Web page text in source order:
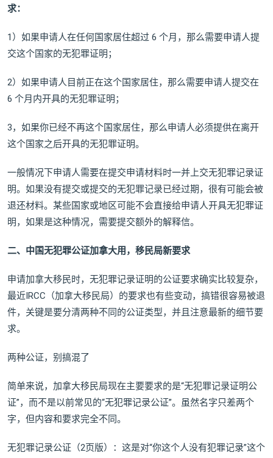
求：
1）如果申请人在任何国家居住超过 6 个月，那么需要申请人提
交这个国家的无犯罪证明；
2）如果申请人目前正在这个国家居住，那么需要申请人提交在
6 个月内开具的无犯罪证明；
3，如果你已经不再这个国家居住，那么申请人必须提供在离开
这个国家之后开具的无犯罪证明。
一般情况下申请人需要在提交申请材料时一并上交无犯罪记录证
明。如果没有提交或提交的无犯罪记录已经过期，很有可能会被
退还材料。某些国家或地区可能不会直接给申请人开具无犯罪证
明，如果是这种情况，需要提交额外的解释信。
二、中国无犯罪公证加拿大用，移民局新要求
申请加拿大移民时，无犯罪记录证明的公证要求确实比较复杂，
最近IRCC（加拿大移民局）的要求也有些变动，搞错很容易被退
件，关键是要分清两种不同的公证类型，并且注意最新的细节要
求。
两种公证，别搞混了
简单来说，加拿大移民局现在主要要求的是“无犯罪记录证明公
证”，而不是以前常见的“无犯罪记录公证”。虽然名字只差两个
字，但内容和要求完全不同。
无犯罪记录公证（2页版）：这是对“你这个人没有犯罪记录”这个